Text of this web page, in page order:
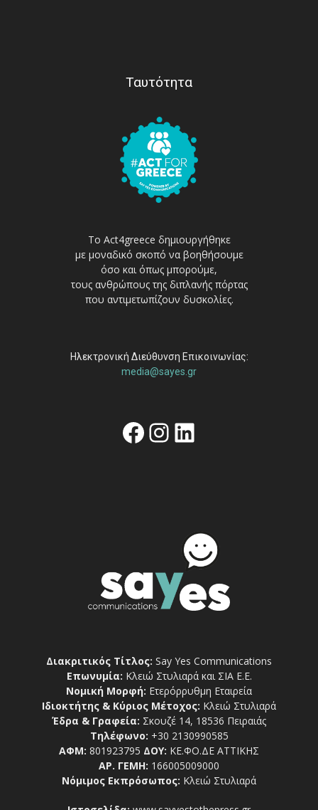
Ταυτότητα
Το Act4greece δημιουργήθηκε
με μοναδικό σκοπό να βοηθήσουμε
όσο και όπως μπορούμε,
τους ανθρώπους της διπλανής πόρτας
που αντιμετωπίζουν δυσκολίες.
Ηλεκτρονική Διεύθυνση Επικοινωνίας:
media@sayes.gr
Facebook
Instagram
Linkedin
Διακριτικός Τίτλος: Say Yes Communications
Επωνυμία: Κλειώ Στυλιαρά και ΣΙΑ Ε.Ε.
Νομική Μορφή: Ετερόρρυθμη Εταιρεία
Ιδιοκτήτης & Κύριος Μέτοχος: Κλειώ Στυλιαρά
Έδρα & Γραφεία: Σκουζέ 14, 18536 Πειραιάς
Τηλέφωνο: +30 2130990585
ΑΦΜ: 801923795 ΔΟΥ: ΚΕ.ΦΟ.ΔΕ ΑΤΤΙΚΗΣ
ΑΡ. ΓΕΜΗ: 166005009000
Νόμιμος Εκπρόσωπος: Κλειώ Στυλιαρά